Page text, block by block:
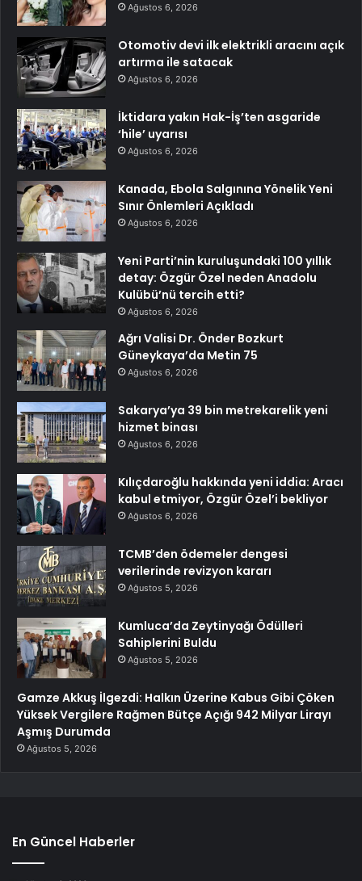
Ağustos 6, 2026
Otomotiv devi ilk elektrikli aracını açık
artırma ile satacak
Ağustos 6, 2026
İktidara yakın Hak-İş’ten asgaride
‘hile’ uyarısı
Ağustos 6, 2026
Kanada, Ebola Salgınına Yönelik Yeni
Sınır Önlemleri Açıkladı
Ağustos 6, 2026
Yeni Parti’nin kuruluşundaki 100 yıllık
detay: Özgür Özel neden Anadolu
Kulübü’nü tercih etti?
Ağustos 6, 2026
Ağrı Valisi Dr. Önder Bozkurt
Güneykaya’da Metin 75
Ağustos 6, 2026
Sakarya’ya 39 bin metrekarelik yeni
hizmet binası
Ağustos 6, 2026
Kılıçdaroğlu hakkında yeni iddia: Aracı
kabul etmiyor, Özgür Özel’i bekliyor
Ağustos 6, 2026
TCMB’den ödemeler dengesi
verilerinde revizyon kararı
Ağustos 5, 2026
Kumluca’da Zeytinyağı Ödülleri
Sahiplerini Buldu
Ağustos 5, 2026
Gamze Akkuş İlgezdi: Halkın Üzerine Kabus Gibi Çöken
Yüksek Vergilere Rağmen Bütçe Açığı 942 Milyar Lirayı
Aşmış Durumda
Ağustos 5, 2026
En Güncel Haberler